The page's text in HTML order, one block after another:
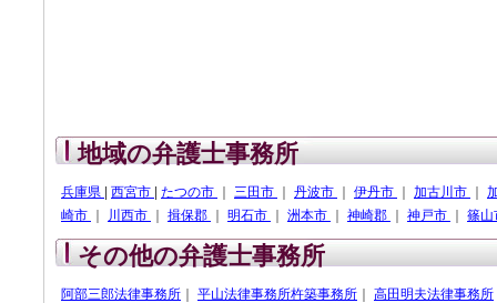
地域の弁護士事務所
兵庫県 西宮市 たつの市 三田市 丹波市 伊丹市 加古川市
崎市
川西市 揖保郡 明石市 洲本市 神崎郡 神戸市 篠
その他の弁護士事務所
阿部三郎法律事務所 平山法律事務所杵築事務所 高田明夫法律事務所